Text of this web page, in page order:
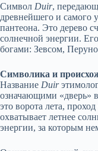
Символ Duir,
древнейшего и самого
пантеона. Это дерево
солнечной энергии.
богами: Зевсом,
Символика и
Название Duir
означающими «дверь»
это ворота лета,
охватывает летнее
энергии, за которым